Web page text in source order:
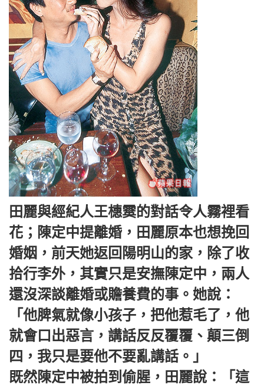
田麗與經紀人王橞霙的對話令人霧裡看
花；陳定中提離婚，田麗原本也想挽回
婚姻，前天她返回陽明山的家，除了收
拾行李外，其實只是安撫陳定中，兩人
還沒深談離婚或贍養費的事。 她說：
「他脾氣就像小孩子，把他惹毛了，他
就會口出惡言，講話反反覆覆、顛三倒
四，我只是要他不要亂講話。」
既然陳定中被拍到偷腥，田麗說：「這